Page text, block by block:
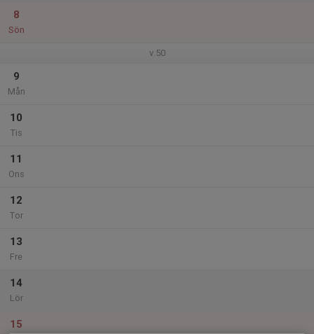
8
Sön
v.50
9
Mån
10
Tis
11
Ons
12
Tor
13
Fre
14
Lör
15